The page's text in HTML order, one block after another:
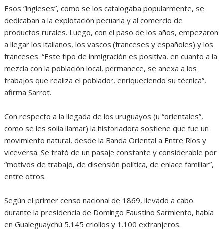
Esos “ingleses”, como se los catalogaba popularmente, se
dedicaban a la explotación pecuaria y al comercio de
productos rurales. Luego, con el paso de los años, empezaron
a llegar los italianos, los vascos (franceses y españoles) y los
franceses. “Este tipo de inmigración es positiva, en cuanto a la
mezcla con la población local, permanece, se anexa a los
trabajos que realiza el poblador, enriqueciendo su técnica”,
afirma Sarrot.
Con respecto a la llegada de los uruguayos (u “orientales”,
como se les solía llamar) la historiadora sostiene que fue un
movimiento natural, desde la Banda Oriental a Entre Ríos y
viceversa. Se trató de un pasaje constante y considerable por
“motivos de trabajo, de disensión política, de enlace familiar”,
entre otros.
Según el primer censo nacional de 1869, llevado a cabo
durante la presidencia de Domingo Faustino Sarmiento, había
en Gualeguaychú 5.145 criollos y 1.100 extranjeros.